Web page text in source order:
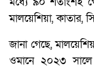
মালয়েশিয়া, কাতার,
জানা গেছে,
ওমানে ২০২৩ সালে